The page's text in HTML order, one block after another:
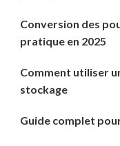
Conversion des
pratique en 2025
Comment utiliser
stockage
Guide complet pour